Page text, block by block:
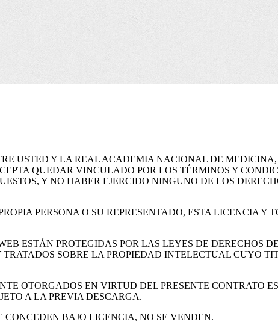
USTED Y LA REAL ACADEMIA NACIONAL DE
QUEDAR VINCULADO POR LOS TÉRMINOS Y
Y NO HABER EJERCIDO NINGUNO DE LOS
PERSONA O SU REPRESENTADO, ESTA LICENCIA
ESTÁN PROTEGIDAS POR LAS LEYES DE DERECHOS
TRATADOS SOBRE LA PROPIEDAD INTELECTUAL
OTORGADOS EN VIRTUD DEL PRESENTE CONTRATO
A LA PREVIA DESCARGA.
BAJO LICENCIA, NO SE VENDEN.